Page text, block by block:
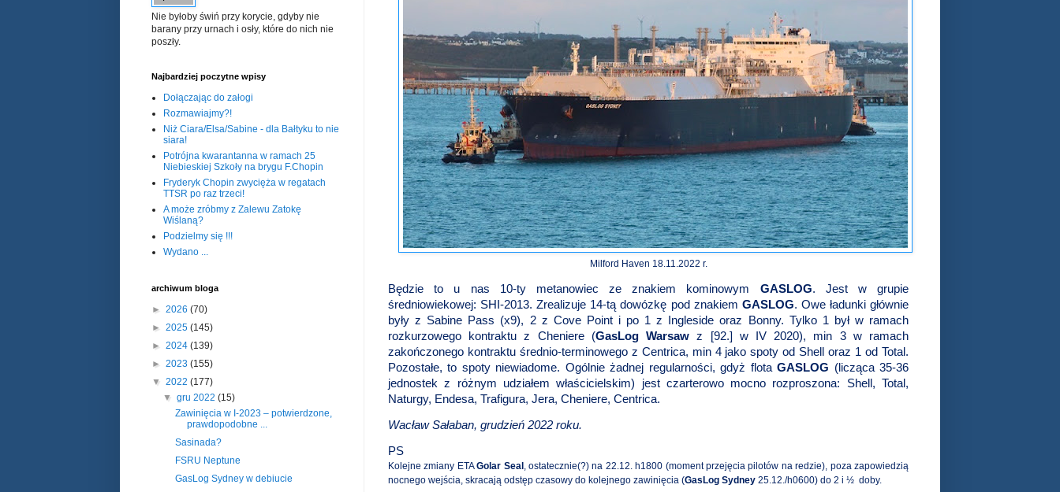
Milford Haven 18.11.2022 r.
Będzie to u nas 10-ty metanowiec ze znakiem kominowym GASLOG. Jest w grupie
średniowiekowej: SHI-2013. Zrealizuje 14-tą dowózkę pod znakiem GASLOG. Owe ładunki głównie
były z Sabine Pass (x9), 2 z Cove Point i po 1 z Ingleside oraz Bonny. Tylko 1 był w ramach
rozkurzowego kontraktu z Cheniere (GasLog Warsaw z [92.] w IV 2020), min 3 w ramach
zakończonego kontraktu średnio-terminowego z Centrica, min 4 jako spoty od Shell oraz 1 od Total.
Pozostałe, to spoty niewiadome. Ogólnie żadnej regularności, gdyż flotaGASLOG (licząca 35-36
jednostek z różnym udziałem właścicielskim) jest czarterowo mocno rozproszona: Shell, Total,
Naturgy, Endesa, Trafigura, Jera, Cheniere, Centrica.
Wacław Sałaban, grudzień 2022 roku.
PS
Kolejne zmiany ETAGolar Seal , ostatecznie(?) na 22.12. h1800 (moment przejęcia pilotów na redzie), poza zapowiedzią
nocnego wejścia, skracają odstęp czasowy do kolejnego zawinięcia (GasLog Sydney 25.12./h0600) do 2 i ½ doby.
Nie byłoby świń przy korycie, gdyby nie
barany przy urnach i osły, które do nich nie
poszły.
Najbardziej poczytne wpisy
Dołączając do załogi
Rozmawiajmy?!
Niż Ciara/Elsa/Sabine - dla Bałtyku to nie
siara!
Potrójna kwarantanna w ramach 25
Niebieskiej Szkoły na brygu F.Chopin
Fryderyk Chopin zwycięża w regatach
TTSR po raz trzeci!
A może zróbmy z Zalewu Zatokę
Wiślaną?
Podzielmy się !!!
Wydano ...
archiwum bloga
► 2026 (70)
► 2025 (145)
► 2024 (139)
► 2023 (155)
▼ 2022 (177)
▼gru 2022(15)
Zawinięcia w I-2023 – potwierdzone,
prawdopodobne ...
Sasinada?
FSRU Neptune
GasLog Sydney w debiucie